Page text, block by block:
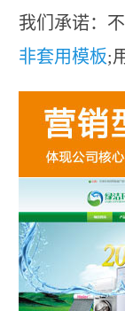
我们承诺：
非套用模板;